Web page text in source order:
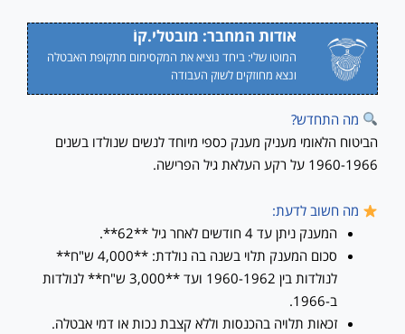
אודות המחבר: מובטלי.קוֹ
המוטו שלי: ביחד נוציא את המקסימום מתקופת האבטלה
ונצא מחוזקים לשוק העבודה
מה התחדש?
הביטוח הלאומי מעניק מענק כספי מיוחד לנשים שנולדו בשנים
1960-1966 על רקע העלאת גיל הפרישה.
מה חשוב לדעת:
המענק ניתן עד 4 חודשים לאחר גיל **62**.
סכום המענק תלוי בשנה בה נולדת: **4,000 ש"ח**
לנולדות בין 1960-1962 ועד **3,000 ש"ח** לנולדות
ב-1966.
זכאות תלויה בהכנסות וללא קצבת נכות או דמי אבטלה.